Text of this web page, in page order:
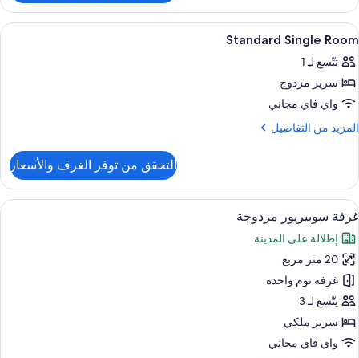
Standard
Double
Room
استعراض
جميع
صور
Standard
Single
Room
خزنة داخل الغرفة ومكتب وستائر تعتيم
10
Standard Single Room
تتّسع لـِ 1
سرير مزدوج
واي فاي مجاني
المزيد من التفاصيل
المزيد
Standard
Single
Room
التحقق من توفر الغرف والأسعار
استعراض
جميع
صور
غرفة
سوبيريور
مزدوجة
خزنة داخل الغرفة ومكتب وستائر تعتيم
9
غرفة سوبيريور مزدوجة
إطلالة على المدينة
20 متر مربع
غرفة نوم واحدة
يتّسع لـ 3
سرير ملكي
واي فاي مجاني